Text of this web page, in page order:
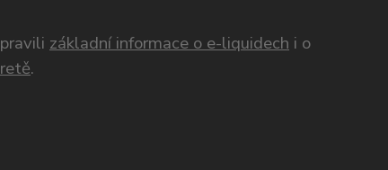
základní informace o e-liquidech i o
.